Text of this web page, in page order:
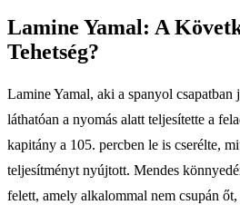
Lamine Yamal: A
Tehetség?
Lamine Yamal, aki a spanyol csapatban
láthatóan a nyomás alatt teljesítette a
kapitány a 105. percben le is cserélte,
teljesítményt nyújtott. Mendes
felett, amely alkalommal nem csupán